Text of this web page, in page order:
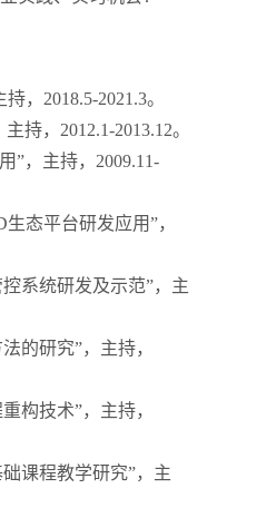
，2018.5-2021.3。
持，2012.1-2013.12。
”，主持，2009.11-
态平台研发应用”，
系统研发及示范”，主
的研究”，主持，
构技术”，主持，
课程教学研究”，主